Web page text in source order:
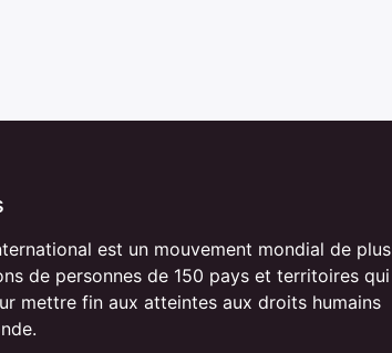
est un mouvement mondial de plus
de personnes de 150 pays et territoires qui
mettre fin aux atteintes aux droits humains